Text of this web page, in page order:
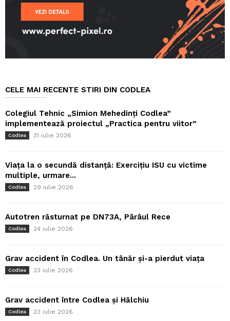
CELE MAI RECENTE STIRI DIN CODLEA
Colegiul Tehnic „Simion Mehedinți Codlea”
implementează proiectul „Practica pentru viitor”
Codlea 31 iulie 2026
Viața la o secundă distanță: Exercițiu ISU cu victime
multiple, urmare...
Codlea 29 iulie 2026
Autotren răsturnat pe DN73A, Pârâul Rece
Codlea 24 iulie 2026
Grav accident în Codlea. Un tânăr și-a pierdut viața
Codlea 23 iulie 2026
Grav accident între Codlea și Hălchiu
Codlea 23 iulie 2026